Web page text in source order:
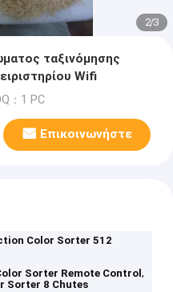
2/3
ταξινόμησης
Wifi
：1 PC
Επικοινωνήστε
Color Sorter 512
Sorter Remote Control,
Sorter 8 Chutes